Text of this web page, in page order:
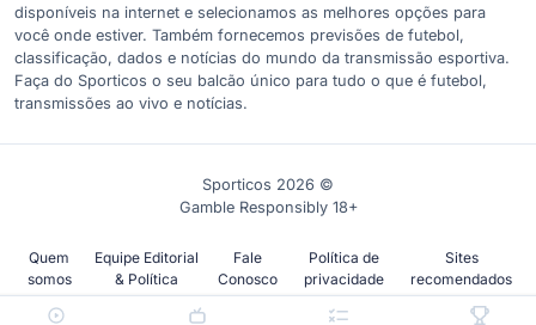
disponíveis na internet e selecionamos as melhores opções para
você onde estiver. Também fornecemos previsões de futebol,
classificação, dados e notícias do mundo da transmissão esportiva.
Faça do Sporticos o seu balcão único para tudo o que é futebol,
transmissões ao vivo e notícias.
Sporticos 2026 ©
Gamble Responsibly 18+
Quem
somos
Equipe Editorial
& Política
Fale
Conosco
Política de
privacidade
Sites
recomendados